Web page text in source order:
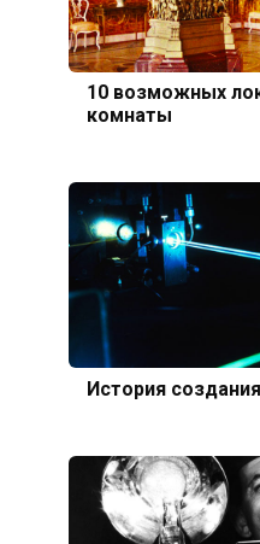
10 возможных
комнаты
История